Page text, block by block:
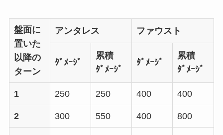
盤面に
置いた
以降の
ターン
アンタレス ファウスト
ﾀﾞﾒｰｼﾞ
累積
ﾀﾞﾒｰｼﾞ
ﾀﾞﾒｰｼﾞ
累積
ﾀﾞﾒｰｼﾞ
1 250 250 400 400
2 300 550 400 800